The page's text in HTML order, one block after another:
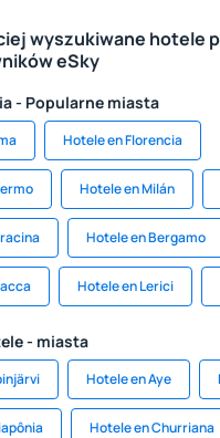
wyszukiwane hotele
eSky
- Popularne miasta
Hotele en Florencia
Hotele en Milán
Hotele en Bergamo
Hotele en Lerici
- miasta
Hotele en Aye
Hotele en Churriana